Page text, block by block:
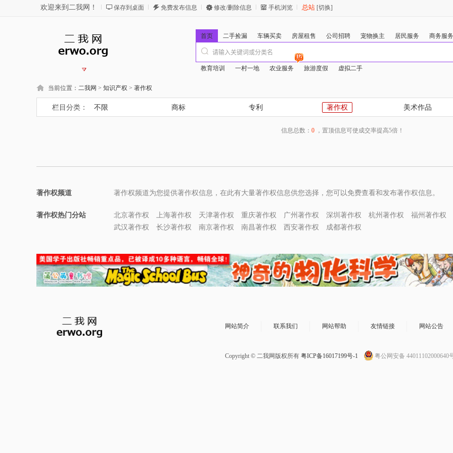
欢迎来到二我网！ 保存到桌面 免费发布信息 修改/删除信息 手机浏览 总站 [切换]
首页 二手捡漏 车辆买卖 房屋租售 公司招聘 宠物换主 居民服务 商务服务
教育培训 一村一地 农业服务 旅游度假 虚拟二手
当前位置： 二我网 > 知识产权 > 著作权
栏目分类： 不限 商标 专利 著作权 美术作品
信息总数： 0，置顶信息可使成交率提高5倍！
著作权频道 著作权频道为您提供著作权信息，在此有大量著作权信息供您选择，您可以免费查看和发布著作权信息。
著作权热门分站 北京著作权 上海著作权 天津著作权 重庆著作权 广州著作权 深圳著作权 杭州著作权
福州著作权
武汉著作权
长沙著作权 南京著作权 南昌著作权 西安著作权 成都著作权
网站简介 联系我们 网站帮助 友情链接 网站公告
Copyright © 二我网版权所有 粤ICP备16017199号-1 粤公网安备 44011102000640